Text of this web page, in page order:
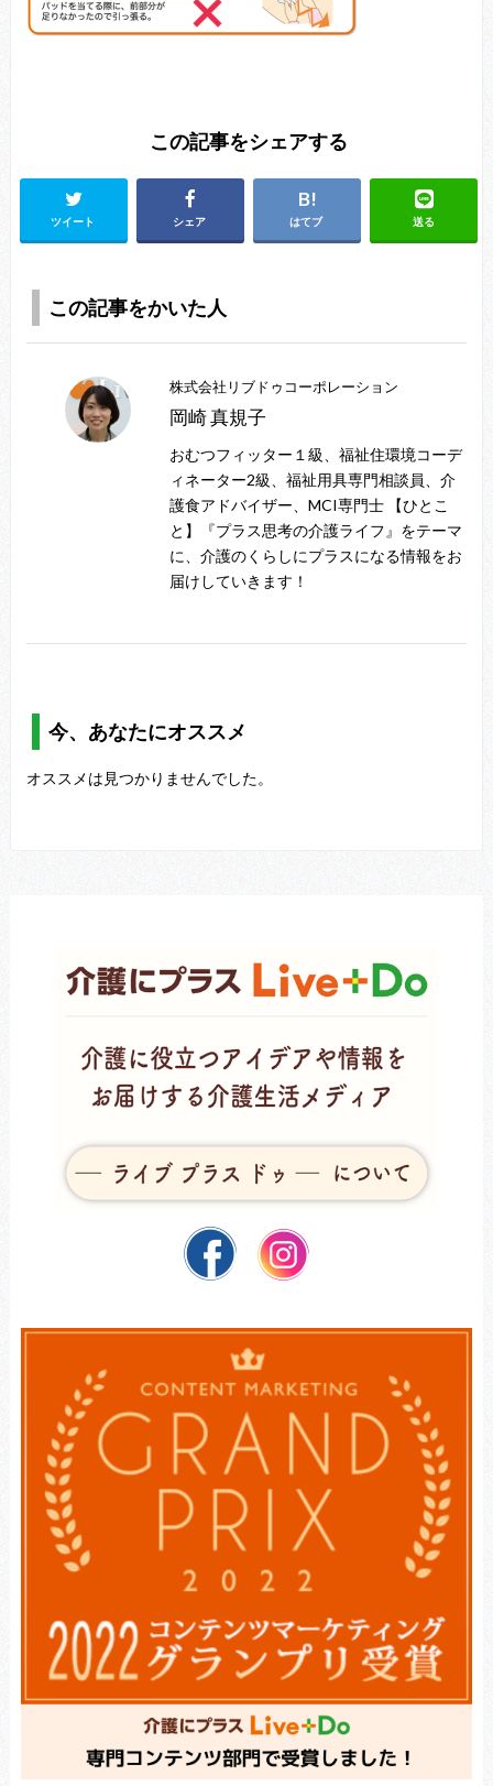
この記事をシェアする
ツイート シェア はてブ 送る
この記事をかいた人
株式会社リブドゥコーポレーション
岡崎 真規子
おむつフィッター１級、福祉住環境コーデ
ィネーター2級、福祉用具専門相談員、介
護食アドバイザー、MCI専門士 【ひとこ
と】『プラス思考の介護ライフ』をテーマ
に、介護のくらしにプラスになる情報をお
届けしていきます！
今、あなたにオススメ
オススメは見つかりませんでした。